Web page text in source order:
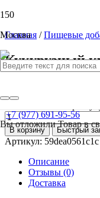
Москва
Вы отложилиТоварв
+7 (977) 691-95-56
Главная /Пищевые
Кукурузный
В корзину Быстрый
Артикул: 59dea0561c1c
Описание
Отзывы (0)
Доставка